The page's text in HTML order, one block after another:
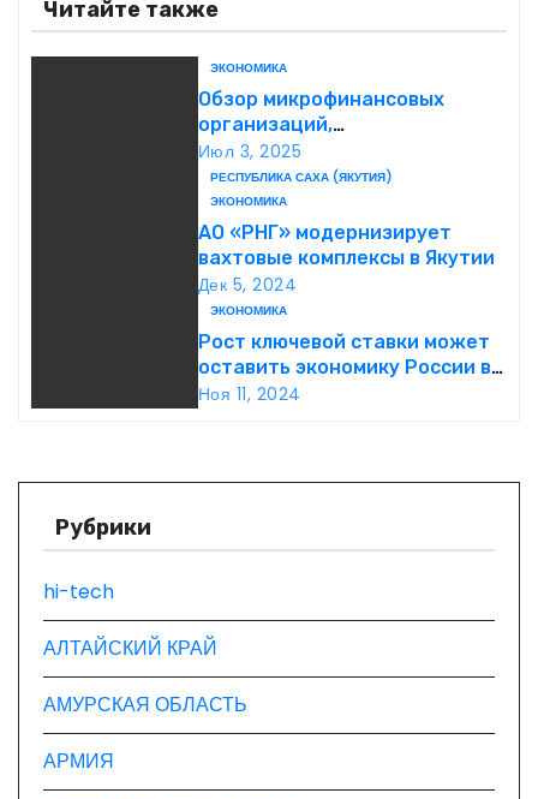
и
а
и
с
я
м
Читайте также
ЭКОНОМИКА
Обзор микрофинансовых
организаций,
предоставляющих Займ
онлайн срочно без отказа
Июл 3, 2025
РЕСПУБЛИКА САХА (ЯКУТИЯ)
ЭКОНОМИКА
АО «РНГ» модернизирует
вахтовые комплексы в Якутии
Дек 5, 2024
ЭКОНОМИКА
Рост ключевой ставки может
оставить экономику России в
руинах: кто пытается
Ноя 11, 2024
Рубрики
hi-tech
АЛТАЙСКИЙ КРАЙ
АМУРСКАЯ ОБЛАСТЬ
АРМИЯ